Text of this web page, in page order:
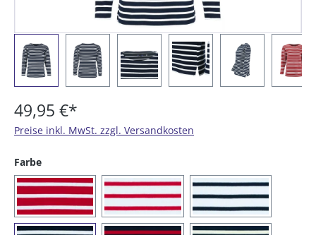
49,95 €*
Preise inkl. MwSt. zzgl. Versandkosten
Farbeauswählen
(02) rot / weiß (03) weiß / rot (04) weiß / blau